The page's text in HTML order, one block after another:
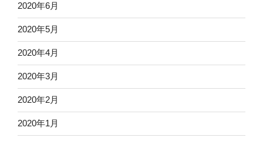
2020年6月
2020年5月
2020年4月
2020年3月
2020年2月
2020年1月